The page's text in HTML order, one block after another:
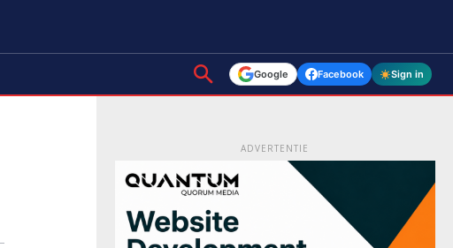
Google Facebook Sign in
ADVERTENTIE